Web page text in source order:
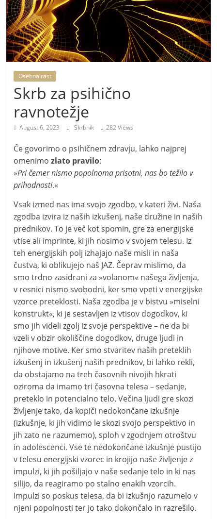
m
o
r
e
m
o
Osebna rast
Skrb za psihično
ravnotežje
August 6, 2023 Skrbnik 282 Views
Če govorimo o psihičnem zdravju, lahko najprej
omenimozlato pravilo:
»Pri čemer nismo popolnoma prisotni, nas bo težilo v
prihodnosti.«
Vsak izmed nas ima svojo zgodbo, v kateri živi. Naša
zgodba izvira iz naših izkušenj, naše družine in naših
prednikov. To je več kot spomin, gre za energijske
vtise ali imprinte, ki jih nosimo v svojem telesu. Iz
teh energijskih polj izhajajo naše misli in naša
čustva, ki oblikujejo naš JAZ. Čeprav mislimo, da
smo trdno zasidrani za »volanom« našega življenja,
v resnici nismo svobodni, ker smo vpeti v energijske
vzorce preteklosti. Naša zgodba je v bistvu »miselni
konstrukt«, ki je sestavljen iz vtisov dogodkov, ki
smo jih videli zgolj iz svoje perspektive – ne da bi
vzeli v obzir okoliščine dogodkov, druge ljudi in
njihove motive. Ker smo stvaritev naših preteklih
izkušenj in izkušenj naših prednikov, bi lahko rekli,
da obstajamo na treh časovnih nivojih hkrati
oziroma da imamo tri časovna telesa – sedanje,
preteklo in potencialno telo. Večina ljudi gre skozi
življenje tako, da kopiči nedokončane izkušnje
(izkušnje, ki jih vidimo le skozi svojo perspektivo in
jih zato ne razumemo), sploh v zgodnjem otroštvu
in adolescenci. Vse te nedokončane izkušnje pustijo
v telesu energijski vzorec in krojijo naše življenje z
impulzi, ki jih pošiljajo v naše sedanje telo in ki nas
silijo, da reagiramo po stalno enakih vzorcih.
Impulzi so poskus telesa, da bi izkušnjo razumelo v
njeni popolnosti ter jo tako dokončalo in razrešilo.